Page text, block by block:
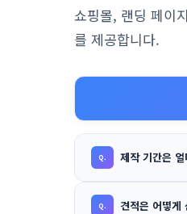
쇼핑몰, 랜딩 페이
를 제공합니다.
제작 기간은
견적은 어떻게